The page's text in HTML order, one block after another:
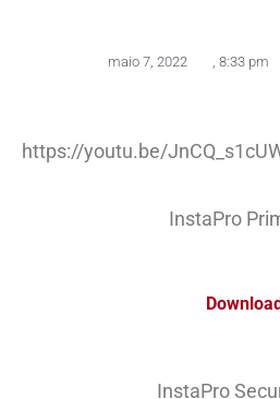
maio 7, 2022 , 8:33 pm
https://youtu.be/
InstaPro
InstaPro